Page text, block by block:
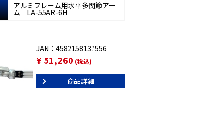
アルミフレーム用水平多関節アー
ム LA-55AR-6H
JAN：4582158137556
¥ 51,260 (税込)
商品詳細